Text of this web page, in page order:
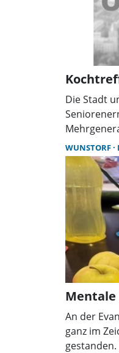
Die Stadt
Kochtreff
günstige,
und der
WUNSTORF
An der
ganz im